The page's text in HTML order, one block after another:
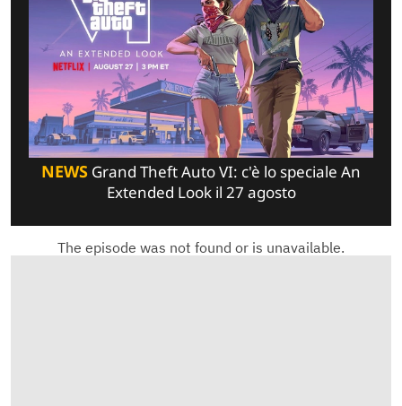
NEWS Grand Theft Auto VI: c'è lo speciale An
Extended Look il 27 agosto